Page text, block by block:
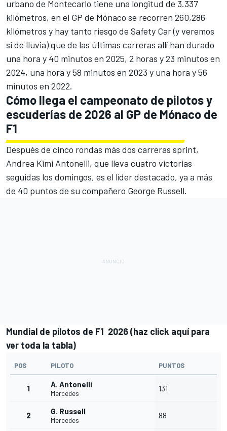
urbano de Montecarlo tiene una longitud de 3.337
kilómetros, en el GP de Mónaco se recorren 260,286
kilómetros y hay tanto riesgo de Safety Car (y veremos
si de lluvia) que de las últimas carreras allí han durado
una hora y 40 minutos en 2025, 2 horas y 23 minutos en
2024, una hora y 58 minutos en 2023 y una hora y 56
minutos en 2022.
Cómo llega el campeonato de pilotos y
escuderías de 2026 al GP de Mónaco de
F1
Después de cinco rondas más dos carreras sprint,
Andrea Kimi Antonelli, que lleva cuatro victorias
seguidas los domingos, es el líder destacado, ya a más
de 40 puntos de su compañero George Russell.
Mundial de pilotos de F1 2026 (haz click aquí para
ver toda la tabla)
POS PILOTO PUNTOS
1 A. Antonelli
Mercedes
131
2 G. Russell
Mercedes
88